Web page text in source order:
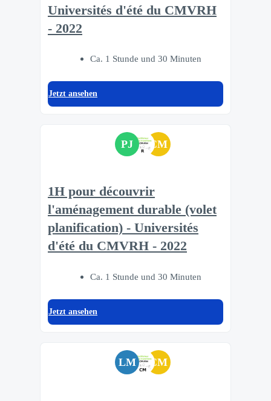
Universités d'été du CMVRH
- 2022
Ca. 1 Stunde und 30 Minuten
Jetzt ansehen
PJ CM
1H pour découvrir
l'aménagement durable (volet
planification) - Universités
d'été du CMVRH - 2022
Ca. 1 Stunde und 30 Minuten
Jetzt ansehen
LM CM